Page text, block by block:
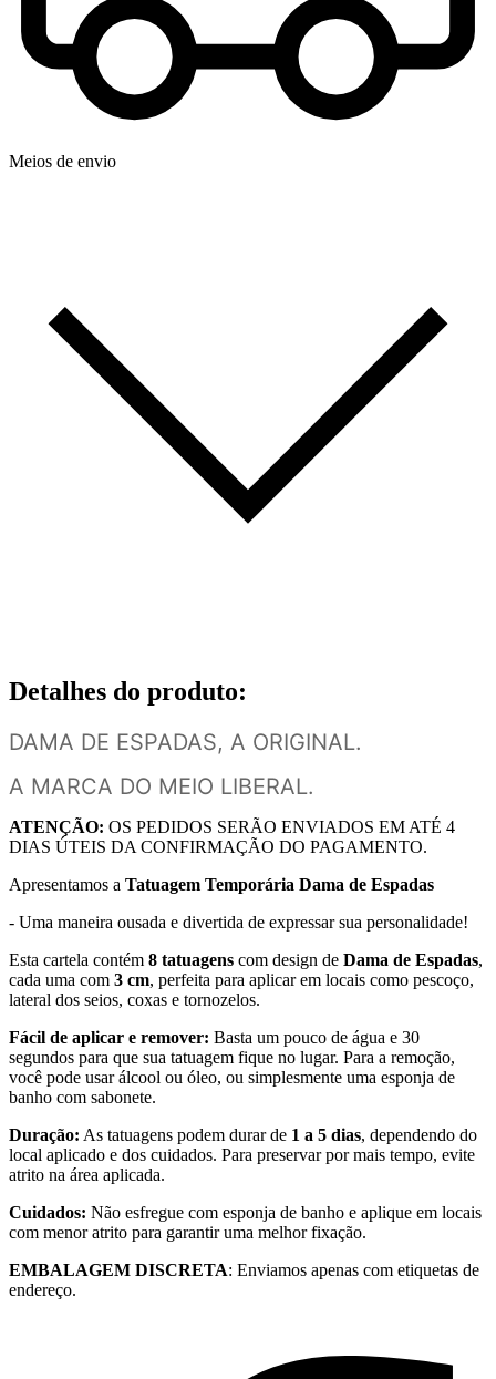
Meios de envio
Detalhes do produto:
DAMA DE ESPADAS, A ORIGINAL.
A MARCA DO MEIO LIBERAL.
ATENÇÃO: OS PEDIDOS SERÃO ENVIADOS EM ATÉ 4
DIAS ÚTEIS DA CONFIRMAÇÃO DO PAGAMENTO.
Apresentamos a Tatuagem Temporária Dama de Espadas
- Uma maneira ousada e divertida de expressar sua personalidade!
Esta cartela contém 8 tatuagens com design de Dama de Espadas,
cada uma com 3 cm, perfeita para aplicar em locais como pescoço,
lateral dos seios, coxas e tornozelos.
Fácil de aplicar e remover: Basta um pouco de água e 30
segundos para que sua tatuagem fique no lugar. Para a remoção,
você pode usar álcool ou óleo, ou simplesmente uma esponja de
banho com sabonete.
Duração: As tatuagens podem durar de 1 a 5 dias, dependendo do
local aplicado e dos cuidados. Para preservar por mais tempo, evite
atrito na área aplicada.
Cuidados: Não esfregue com esponja de banho e aplique em locais
com menor atrito para garantir uma melhor fixação.
EMBALAGEM DISCRETA: Enviamos apenas com etiquetas de
endereço.